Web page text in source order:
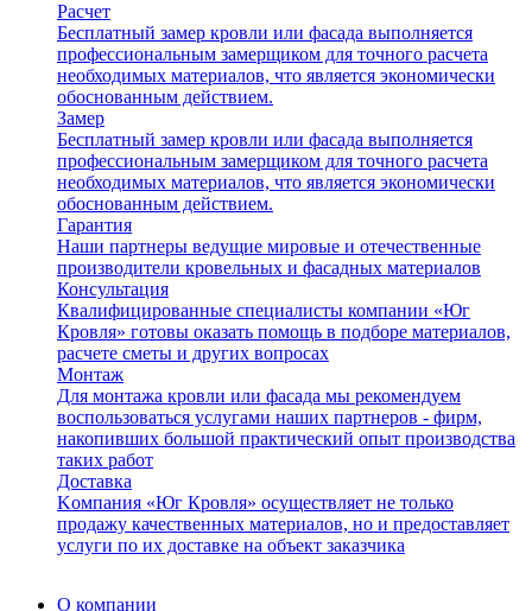
Расчет
Бесплатный замер кровли или фасада выполняется
профессиональным замерщиком для точного расчета
необходимых материалов, что является экономически
обоснованным действием.
Замер
Бесплатный замер кровли или фасада выполняется
профессиональным замерщиком для точного расчета
необходимых материалов, что является экономически
обоснованным действием.
Гарантия
Наши партнеры ведущие мировые и отечественные
производители кровельных и фасадных материалов
Консультация
Квалифицированные специалисты компании «Юг
Кровля» готовы оказать помощь в подборе материалов,
расчете сметы и других вопросах
Монтаж
Для монтажа кровли или фасада мы рекомендуем
воспользоваться услугами наших партнеров - фирм,
накопивших большой практический опыт производства
таких работ
Доставка
Kомпания «Юг Кровля» осуществляет не только
продажу качественных материалов, но и предоставляет
услуги по их доставке на объект заказчика
О компании